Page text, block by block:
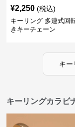
¥2,250 (税込)
キーリング 多連式回
きキーチェーン
キー
キーリングカラビ